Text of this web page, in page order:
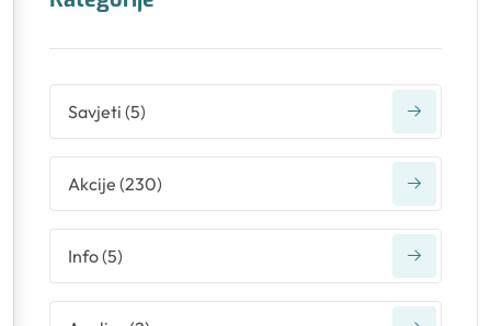
Savjeti (5)
Akcije (230)
Info(5)